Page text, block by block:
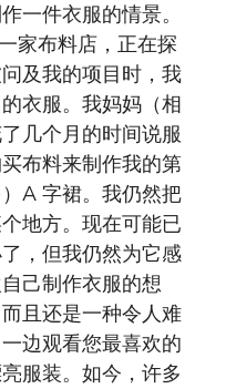
一件衣服的情景。
家布料店，正在探
及我的项目时，我
衣服。我妈妈（相
几个月的时间说服
布料来制作我的第
A 字裙。我仍然把
地方。现在可能已
，但我仍然为它感
己制作衣服的想
且还是一种令人难
边观看您最喜欢的
服装。如今，许多